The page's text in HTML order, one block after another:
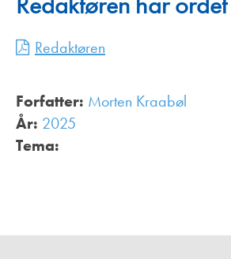
Redaktøren
Forfatter: Morten Kraabøl
År: 2025
Tema: